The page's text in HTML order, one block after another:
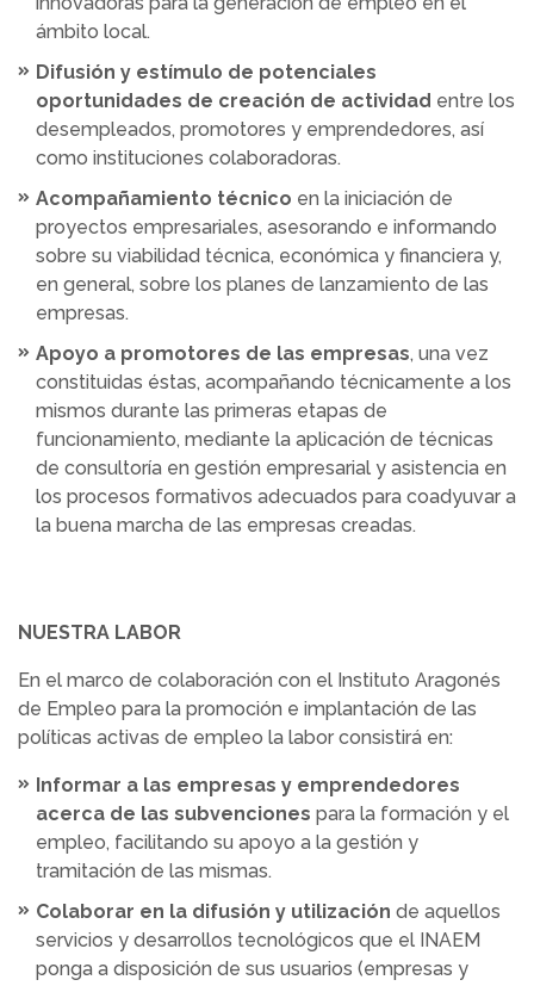
ámbito local.
Difusión y estímulo de potenciales
oportunidades de creación de actividad entre los
desempleados, promotores y emprendedores, así
como instituciones colaboradoras.
Acompañamiento técnico en la iniciación de
proyectos empresariales, asesorando e informando
sobre su viabilidad técnica, económica y financiera y,
en general, sobre los planes de lanzamiento de las
empresas.
Apoyo a promotores de las empresas, una vez
constituidas éstas, acompañando técnicamente a los
mismos durante las primeras etapas de
funcionamiento, mediante la aplicación de técnicas
de consultoría en gestión empresarial y asistencia en
los procesos formativos adecuados para coadyuvar a
la buena marcha de las empresas creadas.
NUESTRA LABOR
En el marco de colaboración con el Instituto Aragonés
de Empleo para la promoción e implantación de las
políticas activas de empleo la labor consistirá en:
Informar a las empresas y emprendedores
acerca de las subvenciones para la formación y el
empleo, facilitando su apoyo a la gestión y
tramitación de las mismas.
Colaborar en la difusión y utilización de aquellos
servicios y desarrollos tecnológicos que el INAEM
ponga a disposición de sus usuarios (empresas y